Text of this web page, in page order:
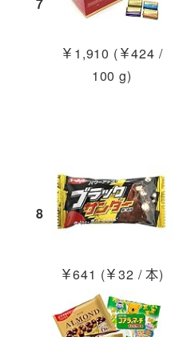
7
￥1,910 (￥424 /
100 g)
8
￥641 (￥32 / 本)